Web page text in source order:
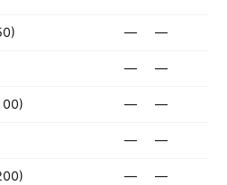
— —
— —
— —
— —
— —